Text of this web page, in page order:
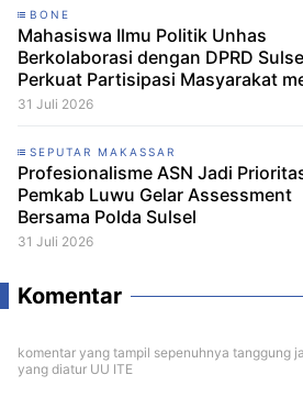
BONE
Mahasiswa Ilmu Politik Unhas
Berkolaborasi dengan DPRD
Perkuat Partisipasi Masyarakat
Edukasi Penyaluran Aspirasi di
31 Juli 2026
SEPUTAR MAKASSAR
Profesionalisme ASN Jadi
Pemkab Luwu Gelar Assessment
Bersama Polda Sulsel
31 Juli 2026
Komentar
komentar yang tampil sepenuhnya tanggung
yang diatur UU ITE